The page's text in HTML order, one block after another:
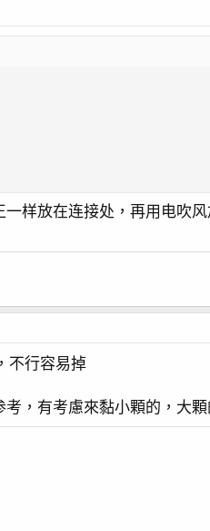
样放在连接处，再用电吹
不行容易掉
，有考慮來黏小顆的，大